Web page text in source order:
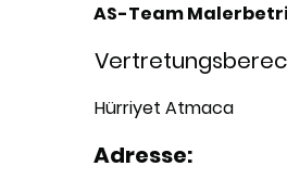
AS-Team
Hürriyet Atmaca
Adresse: